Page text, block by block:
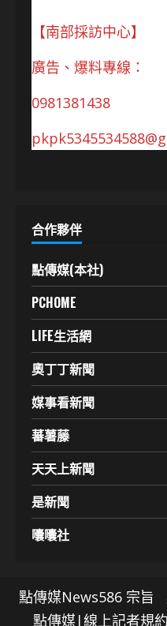
【南部採訪中心】
廣告、爆料專線：
0981381438
合作夥伴
點傳媒(本社)
PCHOME
LIFE生活網
奧丁丁新聞
媒事看新聞
蕃薯藤
天天上新聞
是新聞
囔囔社
點傳媒News586 宗旨
點傳媒|線上記者規約